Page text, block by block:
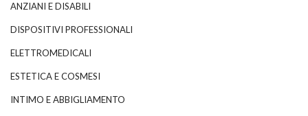
ANZIANI E DISABILI
DISPOSITIVI PROFESSIONALI
ELETTROMEDICALI
ESTETICA E COSMESI
INTIMO E ABBIGLIAMENTO